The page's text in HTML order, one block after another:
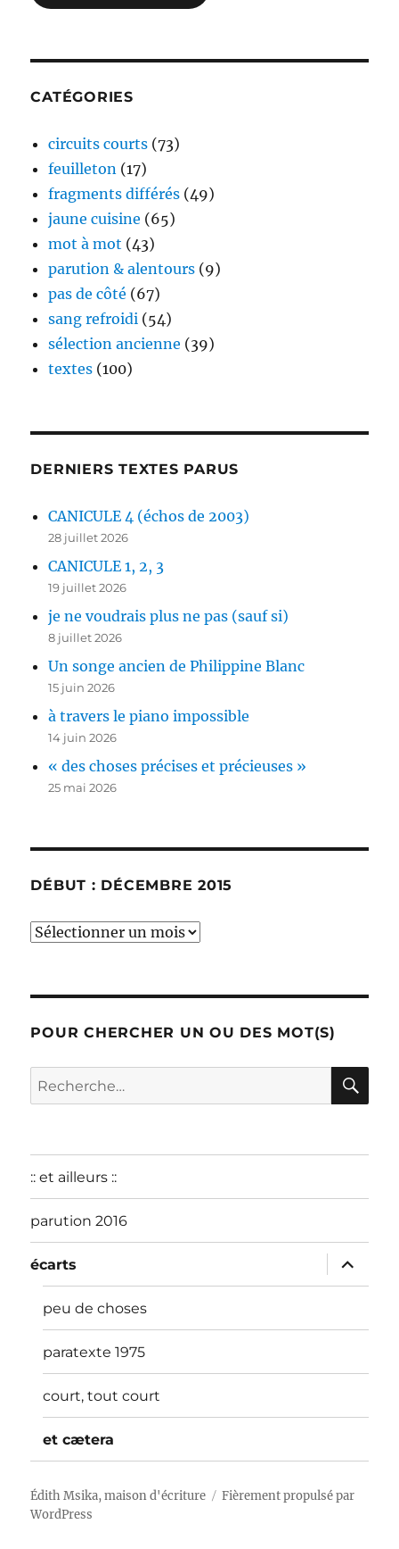
CATÉGORIES
circuits courts (73)
feuilleton (17)
fragments différés (49)
jaune cuisine (65)
mot à mot (43)
parution & alentours (9)
pas de côté (67)
sang refroidi (54)
sélection ancienne (39)
textes (100)
DERNIERS TEXTES PARUS
CANICULE 4 (échos de 2003)
28 juillet 2026
CANICULE 1, 2, 3
19 juillet 2026
je ne voudrais plus ne pas (sauf si)
8 juillet 2026
Un songe ancien de Philippine Blanc
15 juin 2026
à travers le piano impossible
14 juin 2026
« des choses précises et précieuses »
25 mai 2026
DÉBUT : DÉCEMBRE 2015
début
POUR CHERCHER UN OU DES MOT(S)
Recherche
pour :
:: et ailleurs ::
parution 2016
écarts
ouvrir
le
sous-
peu de choses
paratexte 1975
court, tout court
et cætera
Édith Msika, maison d'écriture
Fièrement propulsé par
WordPress